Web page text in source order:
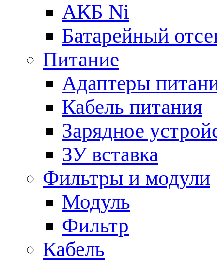
АКБ Ni
Батарейный
Питание
Адаптеры
Кабель питания
Зарядное
ЗУ вставка
Фильтры и модули
Модуль
Фильтр
Кабель